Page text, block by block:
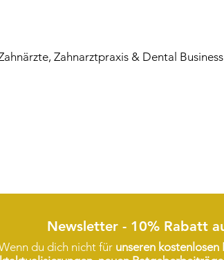
Zahnarztpraxis & Dental Business
cena
Newsletter - 10% Rabatt
du dich nicht für unseren